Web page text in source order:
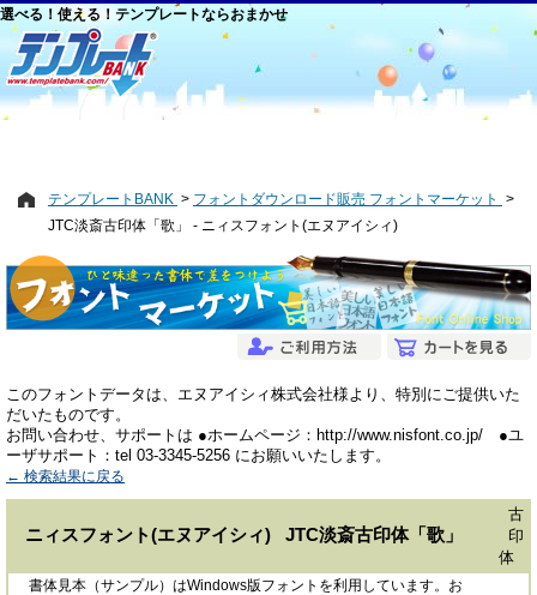
選べる！使える！テンプレートならおまかせ
テンプレートBANK
フォントダウンロード販売 フォントマーケット
JTC淡斎古印体「歌」 - ニィスフォント(エヌアイシィ)
このフォントデータは、エヌアイシィ株式会社様より、特別にご提供いた
だいたものです。
お問い合わせ、サポートは ●ホームページ：http://www.nisfont.co.jp/ ●ユ
ーザサポート：tel 03-3345-5256 にお願いいたします。
← 検索結果に戻る
ニィスフォント(エヌアイシィ) JTC淡斎古印体「歌」
古
印
体
書体見本（サンプル）はWindows版フォントを利用しています。お